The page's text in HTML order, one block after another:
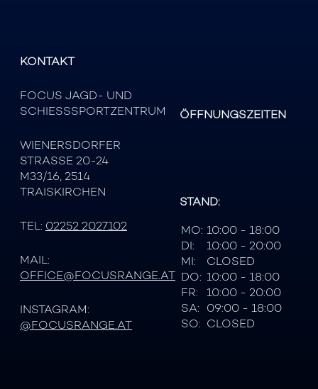
KONTAKT
FOCUS JAGD- UND
SCHIESSSPORTZENTRUM
WIENERSDORFER
STRASSE 20-24
M33/16, 2514
TRAISKIRCHEN
TEL: 02252 2027102
MAIL:
OFFICE@FOCUSRANGE.AT
INSTAGRAM:
@FOCUSRANGE.AT
ÖFFNUNGSZEITEN
STAND:
MO: 10:00 - 18:00
DI:
10:00 - 20:00
MI:
CLOSED
DO: 10:00 - 18:00
FR:
10:00 - 20:00
SA: 09:00 - 18:00
SO: CLOSED